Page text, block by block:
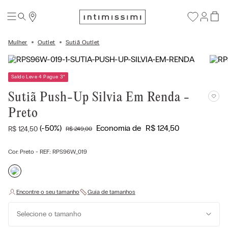
Mulher Outlet Sutiã Outlet
Saldo Leve 4 Pague 3*
Sutiã Push-Up Silvia Em Renda -
Preto
R$ 124,50 (-50%) R$ 249,00 Economia de R$ 124,50
Cor: Preto - REF.: RPS96W_019
Selecione o tamanho